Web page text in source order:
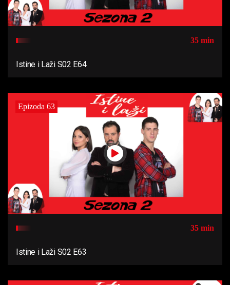
35 min
Istine i Laži S02 E64
Epizoda 63
35 min
Istine i Laži S02 E63